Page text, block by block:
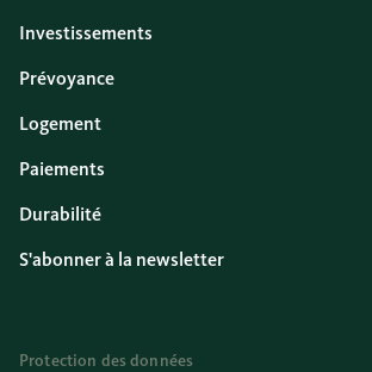
Investissements
Prévoyance
Logement
Paiements
Durabilité
S'abonner à la newsletter
Protection des données